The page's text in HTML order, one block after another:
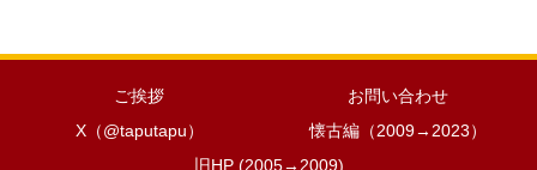
ご挨拶
お問い合わせ
X（@taputapu）
懐古編（2009→2023）
旧HP (2005→2009)